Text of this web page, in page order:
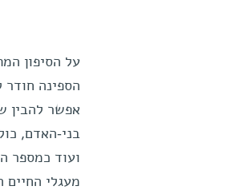
על הסיפון
הספינה חודר
אפשר להבין
ועוד כמספר
מעגלי החיים